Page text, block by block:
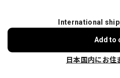
International
Add to
日本国内にお住